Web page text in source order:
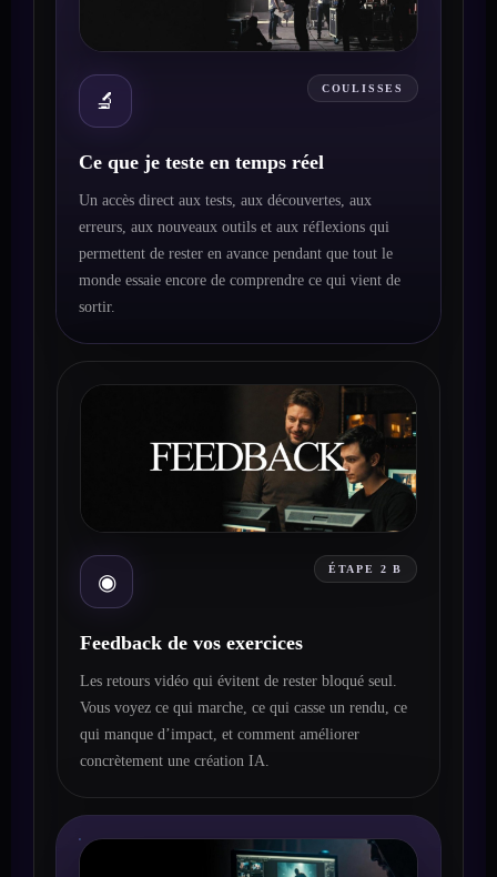
🔬
COULISSES
Ce que je teste en temps réel
Un accès direct aux tests, aux découvertes, aux
erreurs, aux nouveaux outils et aux réflexions qui
permettent de rester en avance pendant que tout le
monde essaie encore de comprendre ce qui vient de
sortir.
◉
ÉTAPE 2 B
Feedback de vos exercices
Les retours vidéo qui évitent de rester bloqué seul.
Vous voyez ce qui marche, ce qui casse un rendu, ce
qui manque d’impact, et comment améliorer
concrètement une création IA.